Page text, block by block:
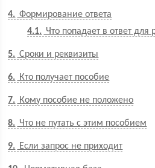
4
Формирование ответа
4.1
Что попадает в ответ
5 Сроки и реквизиты
6 Кто получает пособие
7 Кому пособие не положено
8 Что не путать с этим пособием
9 Если запрос не приходит